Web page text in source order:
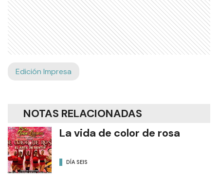
Edición Impresa
NOTAS RELACIONADAS
La vida de color de rosa
DÍA SEIS